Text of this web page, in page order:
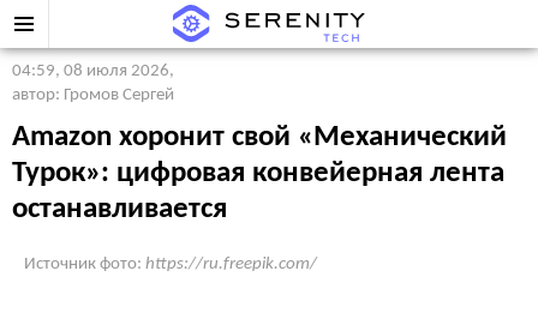
04:59, 08 июля 2026,
автор: Громов Сергей
Amazon хоронит свой «Механический
Турок»: цифровая конвейерная лента
останавливается
Источник фото: https://ru.freepik.com/